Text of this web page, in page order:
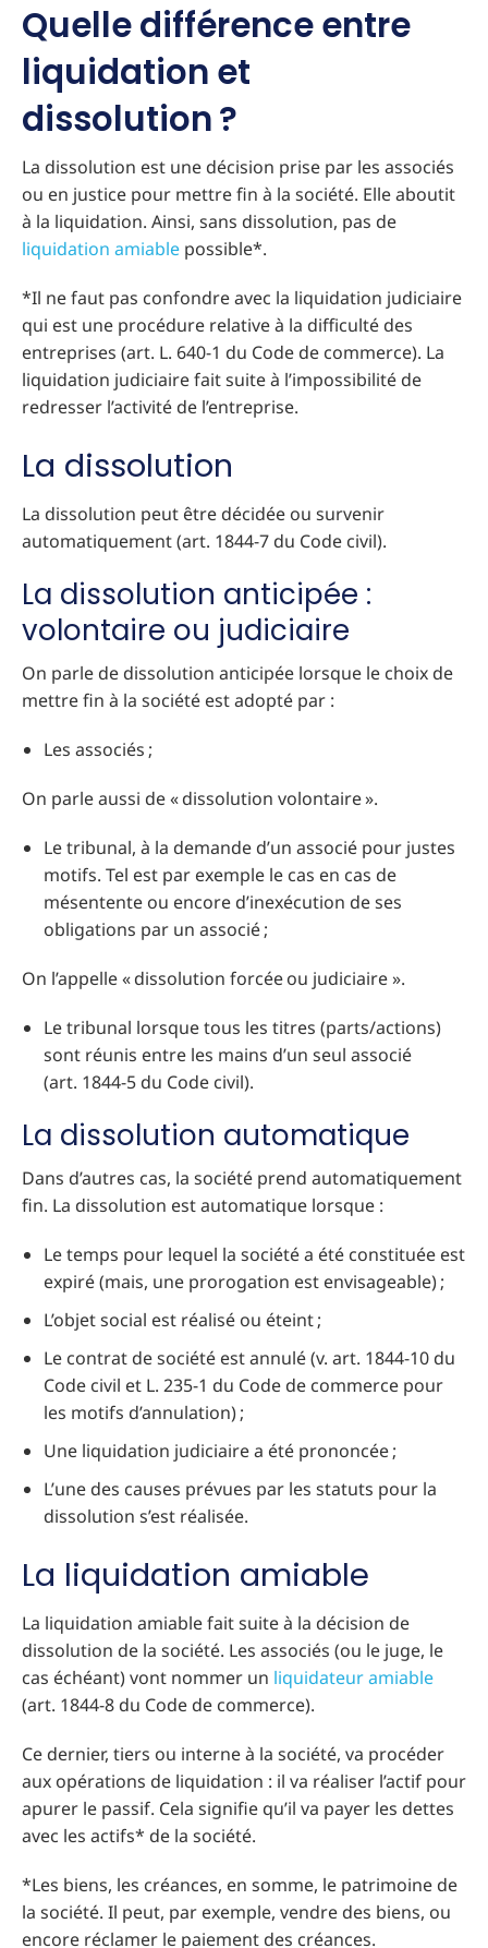
Quelle différence entre
liquidation et
dissolution ?
La dissolution est une décision prise par les associés
ou en justice pour mettre fin à la société. Elle aboutit
à la liquidation. Ainsi, sans dissolution, pas de
liquidation amiable possible*.
*Il ne faut pas confondre avec la liquidation judiciaire
qui est une procédure relative à la difficulté des
entreprises (art. L. 640-1 du Code de commerce). La
liquidation judiciaire fait suite à l’impossibilité de
redresser l’activité de l’entreprise.
La dissolution
La dissolution peut être décidée ou survenir
automatiquement (art. 1844-7 du Code civil).
La dissolution anticipée :
volontaire ou judiciaire
On parle de dissolution anticipée lorsque le choix de
mettre fin à la société est adopté par :
Les associés ;
On parle aussi de « dissolution volontaire ».
Le tribunal, à la demande d’un associé pour justes
motifs. Tel est par exemple le cas en cas de
mésentente ou encore d’inexécution de ses
obligations par un associé ;
On l’appelle « dissolution forcée ou judiciaire ».
Le tribunal lorsque tous les titres (parts/actions)
sont réunis entre les mains d’un seul associé
(art. 1844-5 du Code civil).
La dissolution automatique
Dans d’autres cas, la société prend automatiquement
fin. La dissolution est automatique lorsque :
Le temps pour lequel la société a été constituée est
expiré (mais, une prorogation est envisageable) ;
L’objet social est réalisé ou éteint ;
Le contrat de société est annulé (v. art. 1844-10 du
Code civil et L. 235-1 du Code de commerce pour
les motifs d’annulation) ;
Une liquidation judiciaire a été prononcée ;
L’une des causes prévues par les statuts pour la
dissolution s’est réalisée.
La liquidation amiable
La liquidation amiable fait suite à la décision de
dissolution de la société. Les associés (ou le juge, le
cas échéant) vont nommer un liquidateur amiable
(art. 1844-8 du Code de commerce).
Ce dernier, tiers ou interne à la société, va procéder
aux opérations de liquidation : il va réaliser l’actif pour
apurer le passif. Cela signifie qu’il va payer les dettes
avec les actifs* de la société.
*Les biens, les créances, en somme, le patrimoine de
la société. Il peut, par exemple, vendre des biens, ou
encore réclamer le paiement des créances.